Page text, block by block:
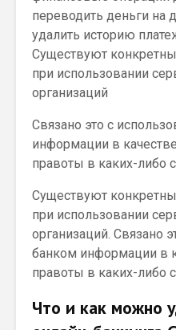
переводить деньги на
удалить историю
Существуют
при использовании
организаций
Связано это с
информации в
правоты в каких-либо
Существуют
при использовании
организаций. Связано
банком информации в
правоты в каких-либо
Что и как можно